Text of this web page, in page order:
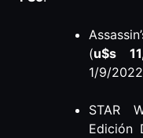
(u$s
1/9/
STAR
Edición